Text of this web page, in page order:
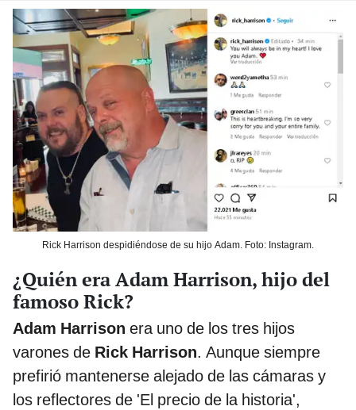
Rick Harrison despidiéndose de su hijo Adam. Foto: Instagram.
¿Quién era Adam Harrison, hijo del
famoso Rick?
Adam Harrison era uno de los tres hijos
varones de Rick Harrison. Aunque siempre
prefirió mantenerse alejado de las cámaras y
los reflectores de 'El precio de la historia',